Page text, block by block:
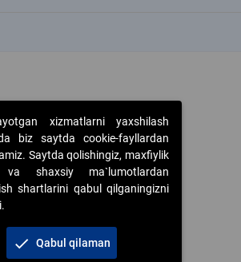
xizmatlarni yaxshilash
biz saytda cookie-fayllardan
Saytda qolishingiz, maxfiylik
va shaxsiy ma`lumotlardan
shartlarini qabul qilganingizni
check Qabul qilaman